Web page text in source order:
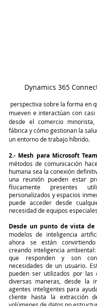
Dynamics 365
mueven e interactúan con casi
desde el comercio
fábrica y cómo gestionan la
un entorno de trabajo híbrido.
2.- Mesh para Microsoft
métodos de comunicación
humana sea la conexión
una reunión pueden estar
físicamente presentes
personalizados y espacios
puede acceder desde
necesidad de equipos
Desde un punto de vista
modelos de inteligencia
ahora se están
creando inteligencia
que responden y son
necesidades de un usuario.
pueden ser utilizados por las
diversas maneras, desde la
agentes inteligentes para
cliente hasta la extracción